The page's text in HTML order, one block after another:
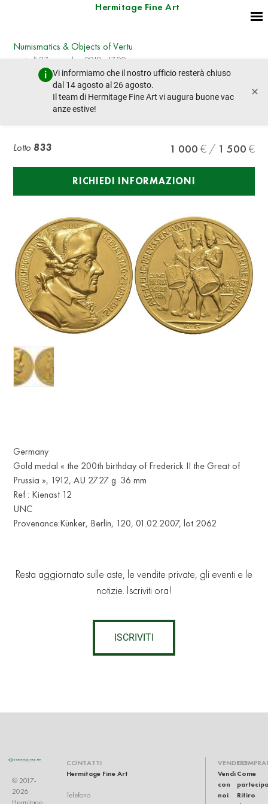
Hermitage Fine Art
Vi informiamo che il nostro ufficio resterà chiuso
dal 14 agosto al 26 agosto.
Il team di Hermitage Fine Art vi augura buone vac
anze estive!
×
Numismatics & Objects of Vertu
martedì 27 novembre 2018 - 17:00
lotto precedente lotto prossimo
Germany
Lotto 833 1 000 1 500
RICHIEDI INFORMAZIONI
Germany
Gold medal « the 200th birthday of Frederick II the Great of
Prussia », 1912, AU 27.27 g. 36 mm
Ref : Kienast 12
UNC
Provenance:Künker, Berlin, 120, 01.02.2007, lot 2062
Resta aggiornato sulle aste, le vendite private, gli eventi e le
notizie. Iscriviti ora!
ISCRIVITI
© 2017-
2026
CONTATTI
Hermitage Fine Art
Telefono
VENDERE
Vendi
con
noi
Come
Ritiro